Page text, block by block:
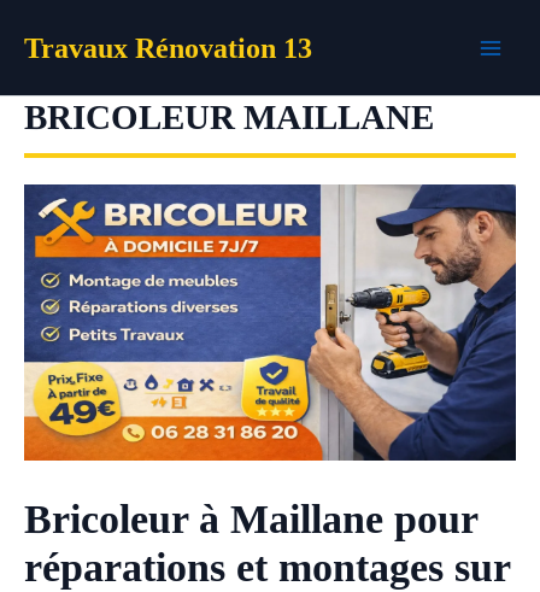
Travaux Rénovation 13
BRICOLEUR MAILLANE
Bricoleur à Maillane pour
réparations et montages sur